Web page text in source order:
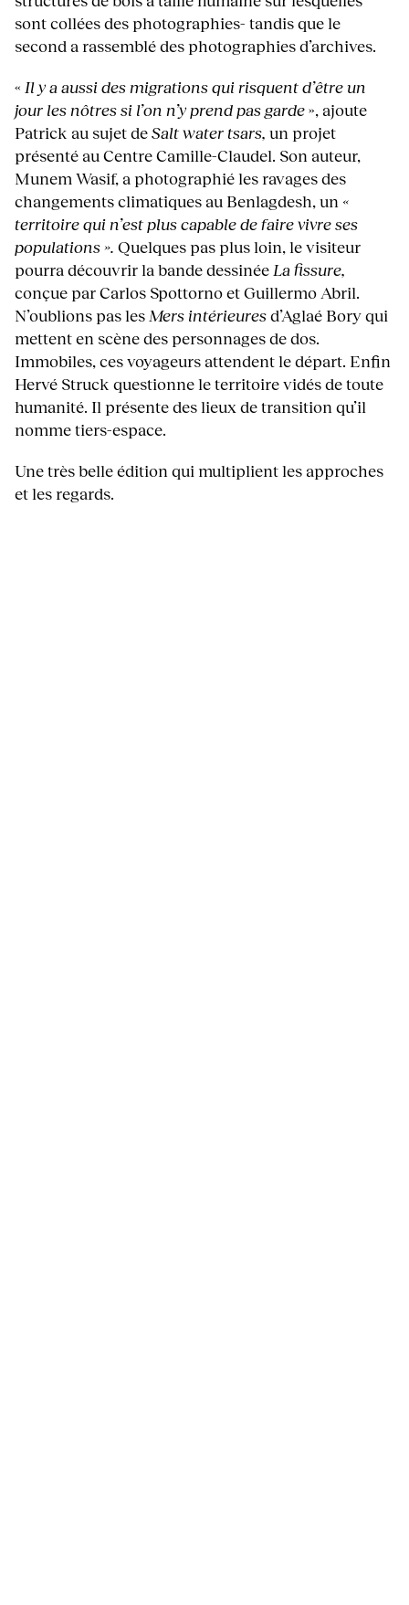
sont collées des photographies- tandis que le
second a rassemblé des photographies d’archives.
« Il y a aussi des migrations qui risquent d’être un
jour les nôtres si l’on n’y prend pas garde», ajoute
Patrick au sujet deSalt water tsars, un projet
présenté au Centre Camille-Claudel. Son auteur,
Munem Wasif, a photographié les ravages des
changements climatiques au Benlagdesh, un «
territoire qui n’est plus capable de faire vivre ses
populations ». Quelques pas plus loin, le visiteur
pourra découvrir la bande dessinée La fissure,
conçue par Carlos Spottorno et Guillermo Abril.
N’oublions pas les Mers intérieuresd’Aglaé Bory qui
mettent en scène des personnages de dos.
Immobiles, ces voyageurs attendent le départ. Enfin
Hervé Struck questionne le territoire vidés de toute
humanité. Il présente des lieux de transition qu’il
nomme tiers-espace.
Une très belle édition qui multiplient les approches
et les regards.